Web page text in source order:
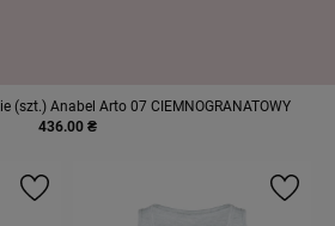
(szt.) Anabel Arto 07 CIEMNOGRANATOWY
436.00 ₴